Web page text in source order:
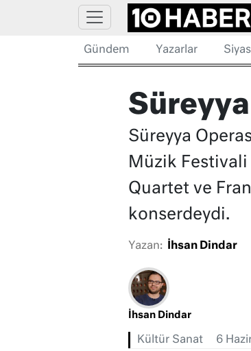
Gündem Yazarlar
Süreyya
Müzik
Quartet ve
konserdeydi.
Yazan: İhsan Dindar
İhsan Dindar
Kültür Sanat 6